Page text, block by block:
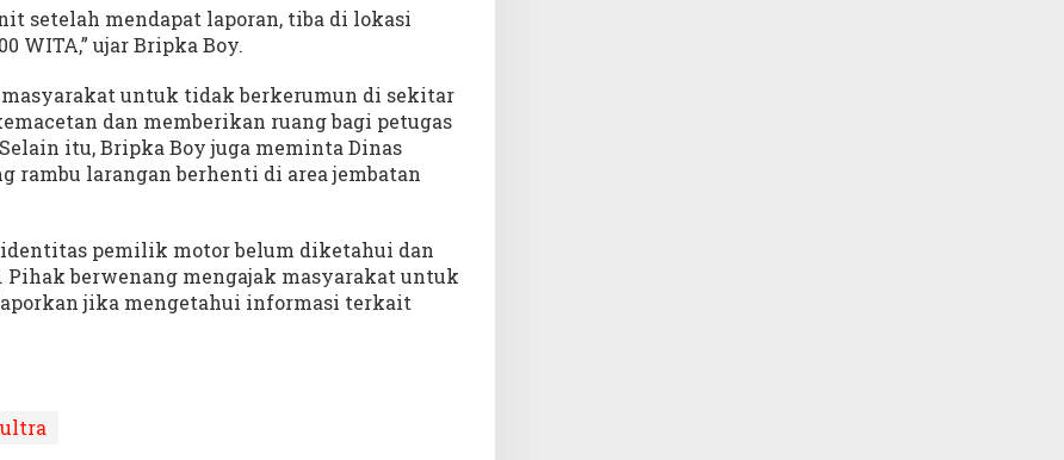
setelah mendapat laporan, tiba di lokasi
WITA,” ujar Bripka Boy.
untuk tidak berkerumun di sekitar
dan memberikan ruang bagi petugas
itu, Bripka Boy juga meminta Dinas
rambu larangan berhenti di area jembatan
pemilik motor belum diketahui dan
Pihak berwenang mengajak masyarakat untuk
jika mengetahui informasi terkait